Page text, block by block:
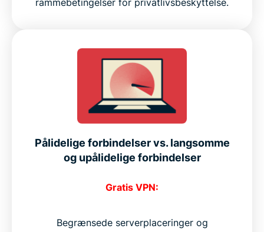
Pålidelige forbindelser vs. langsomme
og upålidelige forbindelser
Gratis VPN:
Begrænsede serverplaceringer og